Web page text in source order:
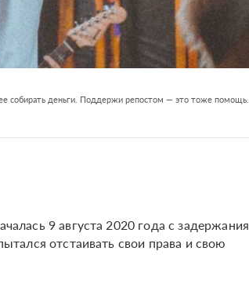
собирать деньги. Поддержи репостом — это тоже помощь.
9 августа 2020 года с задержания
отстаивать свои права и свою